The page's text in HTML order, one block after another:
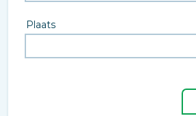
Plaats